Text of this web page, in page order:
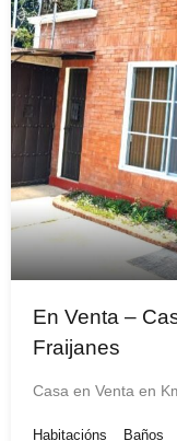
En Venta –
Fraijanes
Casa en Venta en
Habitacións
Baños